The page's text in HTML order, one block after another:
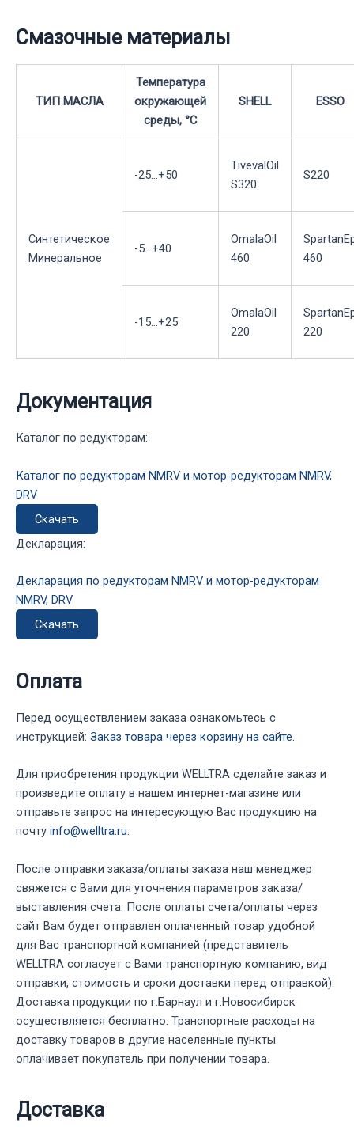
Смазочные материалы
ТИП МАСЛА
Температура
окружающей
среды, °С
SHELL ESSO
Синтетическое
Минеральное
-25...+50
TivevalOil
S320
S220
-5...+40
OmalaOil
460
460
-15...+25
OmalaOil
220
220
Документация
Каталог по редукторам:
Каталог по редукторам NMRV и мотор-редукторам NMRV,
DRV
Скачать
Декларация:
Декларация по редукторам NMRV и мотор-редукторам
NMRV, DRV
Скачать
Оплата
Перед осуществлением заказа ознакомьтесь с
инструкцией: Заказ товара через корзину на сайте.
Для приобретения продукции WELLTRA сделайте заказ и
произведите оплату в нашем интернет-магазине или
отправьте запрос на интересующую Вас продукцию на
почту info@welltra.ru.
После отправки заказа/оплаты заказа наш менеджер
свяжется с Вами для уточнения параметров заказа/
выставления счета. После оплаты счета/оплаты через
сайт Вам будет отправлен оплаченный товар удобной
для Вас транспортной компанией (представитель
WELLTRA согласует с Вами транспортную компанию, вид
отправки, стоимость и сроки доставки перед отправкой).
Доставка продукции по г.Барнаул и г.Новосибирск
осуществляется бесплатно. Транспортные расходы на
доставку товаров в другие населенные пункты
оплачивает покупатель при получении товара.
Доставка